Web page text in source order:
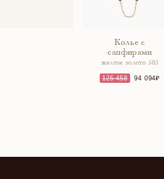
Колье с
сапфирами
желтое золото 585
125 458 94 094